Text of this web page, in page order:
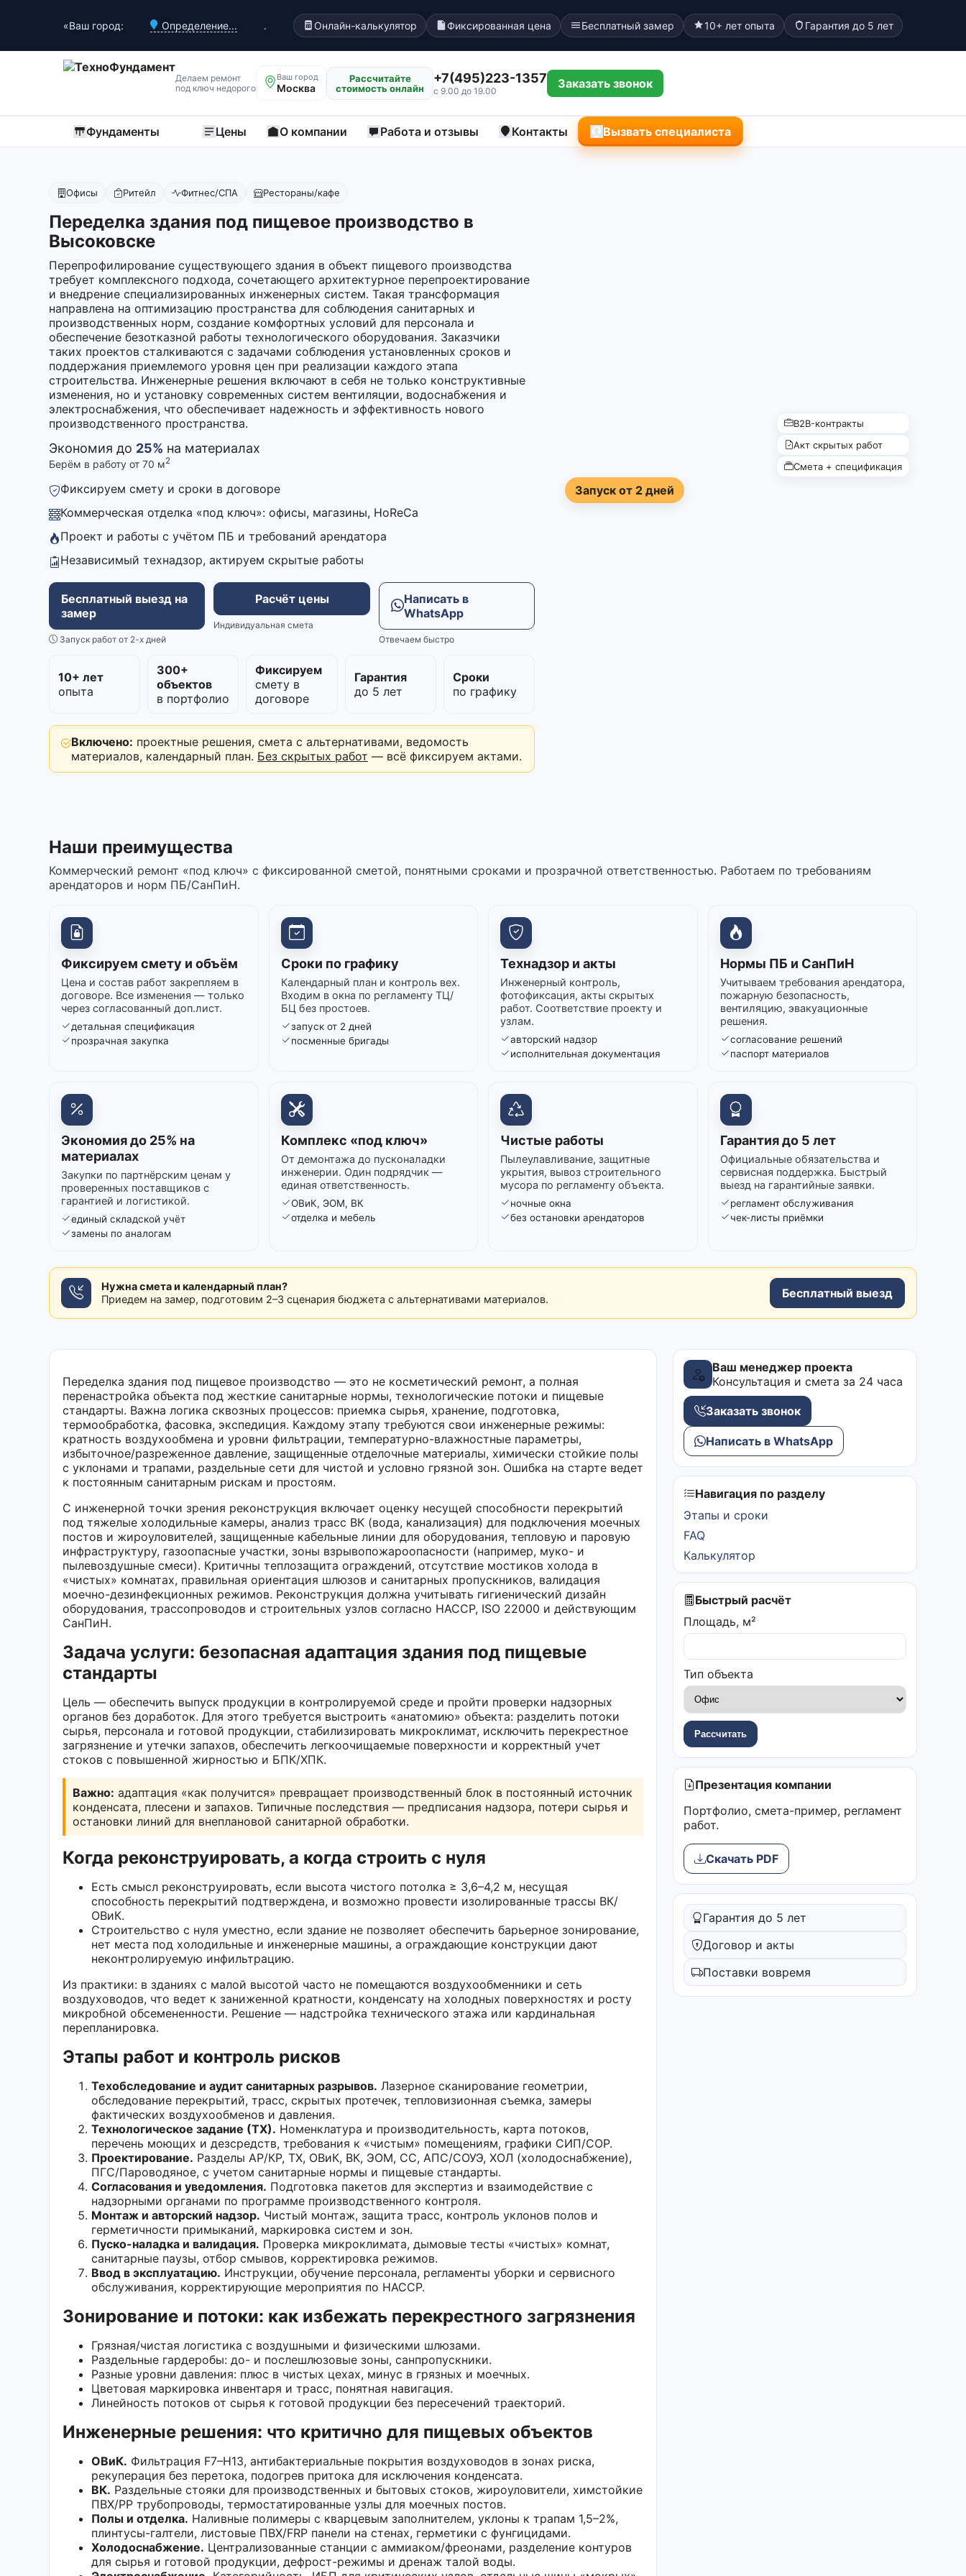
«Ваш город: Определение... . Онлайн-калькулятор Фиксированная цена Бесплатный замер 10+ лет опыта Гарантия до 5 лет
Делаем ремонт
под ключ недорого
Ваш город
Москва
Рассчитайте
стоимость онлайн
+7(495)223-1357
с 9.00 до 19.00
Заказать звонок
Фундаменты Цены О компании Работа и отзывы Контакты Вызвать специалиста
Офисы Ритейл Фитнес/СПА Рестораны/кафе
Переделка здания под пищевое производство в
Высоковске
Перепрофилирование существующего здания в объект пищевого производства
требует комплексного подхода, сочетающего архитектурное перепроектирование
и внедрение специализированных инженерных систем. Такая трансформация
направлена на оптимизацию пространства для соблюдения санитарных и
производственных норм, создание комфортных условий для персонала и
обеспечение безотказной работы технологического оборудования. Заказчики
таких проектов сталкиваются с задачами соблюдения установленных сроков и
поддержания приемлемого уровня цен при реализации каждого этапа
строительства. Инженерные решения включают в себя не только конструктивные
изменения, но и установку современных систем вентиляции, водоснабжения и
электроснабжения, что обеспечивает надежность и эффективность нового
производственного пространства.
Экономия до 25% на материалах
Берём в работу от 70 м2
Фиксируем смету и сроки в договоре
Коммерческая отделка «под ключ»: офисы, магазины, HoReCa
Проект и работы с учётом ПБ и требований арендатора
Независимый технадзор, актируем скрытые работы
Бесплатный выезд на
замер
Запуск работ от 2-х дней
Расчёт цены
Индивидуальная смета
Написать в
WhatsApp
Отвечаем быстро
10+ лет
опыта
300+
объектов
в портфолио
Фиксируем
смету в
договоре
Гарантия
до 5 лет
Сроки
по графику
Включено: проектные решения, смета с альтернативами, ведомость
материалов, календарный план. Без скрытых работ — всё фиксируем актами.
Запуск от 2 дней
B2B-контракты
Акт скрытых работ
Смета + спецификация
Наши преимущества
Коммерческий ремонт «под ключ» с фиксированной сметой, понятными сроками и прозрачной ответственностью. Работаем по требованиям
арендаторов и норм ПБ/СанПиН.
Фиксируем смету и объём
Цена и состав работ закрепляем в
договоре. Все изменения — только
через согласованный доп.лист.
детальная спецификация
прозрачная закупка
Сроки по графику
Календарный план и контроль вех.
Входим в окна по регламенту ТЦ/
БЦ без простоев.
запуск от 2 дней
посменные бригады
Технадзор и акты
Инженерный контроль,
фотофиксация, акты скрытых
работ. Соответствие проекту и
узлам.
авторский надзор
исполнительная документация
Нормы ПБ и СанПиН
Учитываем требования арендатора,
пожарную безопасность,
вентиляцию, эвакуационные
решения.
согласование решений
паспорт материалов
Экономия до 25% на
материалах
Закупки по партнёрским ценам у
проверенных поставщиков с
гарантией и логистикой.
единый складской учёт
замены по аналогам
Комплекс «под ключ»
От демонтажа до пусконаладки
инженерии. Один подрядчик —
единая ответственность.
ОВиК, ЭОМ, ВК
отделка и мебель
Чистые работы
Пылеулавливание, защитные
укрытия, вывоз строительного
мусора по регламенту объекта.
ночные окна
без остановки арендаторов
Гарантия до 5 лет
Официальные обязательства и
сервисная поддержка. Быстрый
выезд на гарантийные заявки.
регламент обслуживания
чек-листы приёмки
Нужна смета и календарный план?
Приедем на замер, подготовим 2–3 сценария бюджета с альтернативами материалов.
Бесплатный выезд
Переделка здания под пищевое производство — это не косметический ремонт, а полная
перенастройка объекта под жесткие санитарные нормы, технологические потоки и пищевые
стандарты. Важна логика сквозных процессов: приемка сырья, хранение, подготовка,
термообработка, фасовка, экспедиция. Каждому этапу требуются свои инженерные режимы:
кратность воздухообмена и уровни фильтрации, температурно-влажностные параметры,
избыточное/разреженное давление, защищенные отделочные материалы, химически стойкие полы
с уклонами и трапами, раздельные сети для чистой и условно грязной зон. Ошибка на старте ведет
к постоянным санитарным рискам и простоям.
С инженерной точки зрения реконструкция включает оценку несущей способности перекрытий
под тяжелые холодильные камеры, анализ трасс ВК (вода, канализация) для подключения моечных
постов и жироуловителей, защищенные кабельные линии для оборудования, тепловую и паровую
инфраструктуру, газоопасные участки, зоны взрывопожароопасности (например, муко- и
пылевоздушные смеси). Критичны теплозащита ограждений, отсутствие мостиков холода в
«чистых» комнатах, правильная ориентация шлюзов и санитарных пропускников, валидация
моечно-дезинфекционных режимов. Реконструкция должна учитывать гигиенический дизайн
оборудования, трассопроводов и строительных узлов согласно HACCP, ISO 22000 и действующим
СанПиН.
Задача услуги: безопасная адаптация здания под пищевые
стандарты
Цель — обеспечить выпуск продукции в контролируемой среде и пройти проверки надзорных
органов без доработок. Для этого требуется выстроить «анатомию» объекта: разделить потоки
сырья, персонала и готовой продукции, стабилизировать микроклимат, исключить перекрестное
загрязнение и утечки запахов, обеспечить легкоочищаемые поверхности и корректный учет
стоков с повышенной жирностью и БПК/ХПК.
Важно: адаптация «как получится» превращает производственный блок в постоянный источник
конденсата, плесени и запахов. Типичные последствия — предписания надзора, потери сырья и
остановки линий для внеплановой санитарной обработки.
Когда реконструировать, а когда строить с нуля
Есть смысл реконструировать, если высота чистого потолка ≥ 3,6–4,2 м, несущая
способность перекрытий подтверждена, и возможно провести изолированные трассы ВК/
ОВиК.
Строительство с нуля уместно, если здание не позволяет обеспечить барьерное зонирование,
нет места под холодильные и инженерные машины, а ограждающие конструкции дают
неконтролируемую инфильтрацию.
Из практики: в зданиях с малой высотой часто не помещаются воздухообменники и сеть
воздуховодов, что ведет к заниженной кратности, конденсату на холодных поверхностях и росту
микробной обсемененности. Решение — надстройка технического этажа или кардинальная
перепланировка.
Этапы работ и контроль рисков
Техобследование и аудит санитарных разрывов. Лазерное сканирование геометрии,
обследование перекрытий, трасс, скрытых протечек, тепловизионная съемка, замеры
фактических воздухообменов и давления.
Технологическое задание (ТХ). Номенклатура и производительность, карта потоков,
перечень моющих и дезсредств, требования к «чистым» помещениям, графики СИП/СОР.
Проектирование. Разделы АР/КР, ТХ, ОВиК, ВК, ЭОМ, СС, АПС/СОУЭ, ХОЛ (холодоснабжение),
ПГС/Пароводяное, с учетом санитарные нормы и пищевые стандарты.
Согласования и уведомления. Подготовка пакетов для экспертиз и взаимодействие с
надзорными органами по программе производственного контроля.
Монтаж и авторский надзор. Чистый монтаж, защита трасс, контроль уклонов полов и
герметичности примыканий, маркировка систем и зон.
Пуско-наладка и валидация. Проверка микроклимата, дымовые тесты «чистых» комнат,
санитарные паузы, отбор смывов, корректировка режимов.
Ввод в эксплуатацию. Инструкции, обучение персонала, регламенты уборки и сервисного
обслуживания, корректирующие мероприятия по HACCP.
Зонирование и потоки: как избежать перекрестного загрязнения
Грязная/чистая логистика с воздушными и физическими шлюзами.
Раздельные гардеробы: до- и послешлюзовые зоны, санпропускники.
Разные уровни давления: плюс в чистых цехах, минус в грязных и моечных.
Цветовая маркировка инвентаря и трасс, понятная навигация.
Линейность потоков от сырья к готовой продукции без пересечений траекторий.
Инженерные решения: что критично для пищевых объектов
ОВиК. Фильтрация F7–H13, антибактериальные покрытия воздуховодов в зонах риска,
рекуперация без перетока, подогрев притока для исключения конденсата.
ВК. Раздельные стояки для производственных и бытовых стоков, жироуловители, химстойкие
ПВХ/PP трубопроводы, термостатированные узлы для моечных постов.
Полы и отделка. Наливные полимеры с кварцевым заполнителем, уклоны к трапам 1,5–2%,
плинтусы-галтели, листовые ПВХ/FRP панели на стенах, герметики с фунгицидами.
Холодоснабжение. Централизованные станции с аммиаком/фреонами, разделение контуров
для сырья и готовой продукции, дефрост-режимы и дренаж талой воды.
Ваш менеджер проекта
Консультация и смета за 24 часа
Заказать звонок
Написать в WhatsApp
Навигация по разделу
Этапы и сроки
FAQ
Калькулятор
Быстрый расчёт
Площадь, м²
Тип объекта
Рассчитать
Презентация компании
Портфолио, смета-пример, регламент
работ.
Скачать PDF
Гарантия до 5 лет
Договор и акты
Поставки вовремя